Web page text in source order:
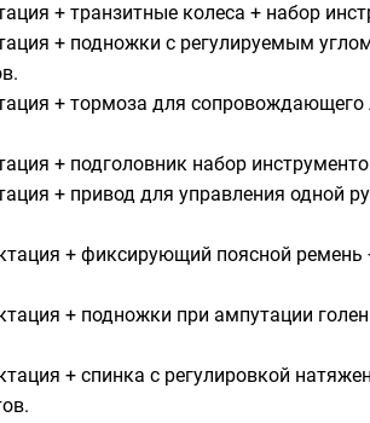
+ транзитные колеса + набор
+ подножки с регулируемым
+ тормоза для сопровождающего
+ подголовник набор
+ привод для управления одной
+ фиксирующий поясной ремень
+ подножки при ампутации
+ спинка с регулировкой